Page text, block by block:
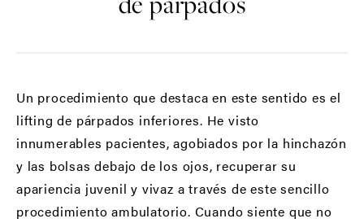
Un procedimiento que destaca en este sentido es el
lifting de párpados inferiores. He visto
innumerables pacientes, agobiados por la hinchazón
y las bolsas debajo de los ojos, recuperar su
apariencia juvenil y vivaz a través de este sencillo
procedimiento ambulatorio. Cuando siente que no